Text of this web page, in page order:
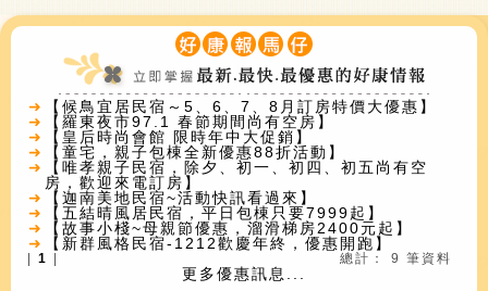
➜
【候鳥宜居民宿～5、6、7、8月訂房特價大優惠】
➜
【羅東夜市97.1 春節期間尚有空房】
➜
【皇后時尚會館 限時年中大促銷】
➜
【童宅，親子包棟全新優惠88折活動】
➜
【唯孝親子民宿，除夕、初一、初四、初五尚有空
房，歡迎來電訂房】
➜
【迦南美地民宿~活動快訊看過來】
➜
【五結晴風居民宿，平日包棟只要7999起】
➜
【故事小棧~母親節優惠，溜滑梯房2400元起】
➜
【新群風格民宿-1212歡慶年終，優惠開跑】
1 總計： 9 筆資料
更多優惠訊息...